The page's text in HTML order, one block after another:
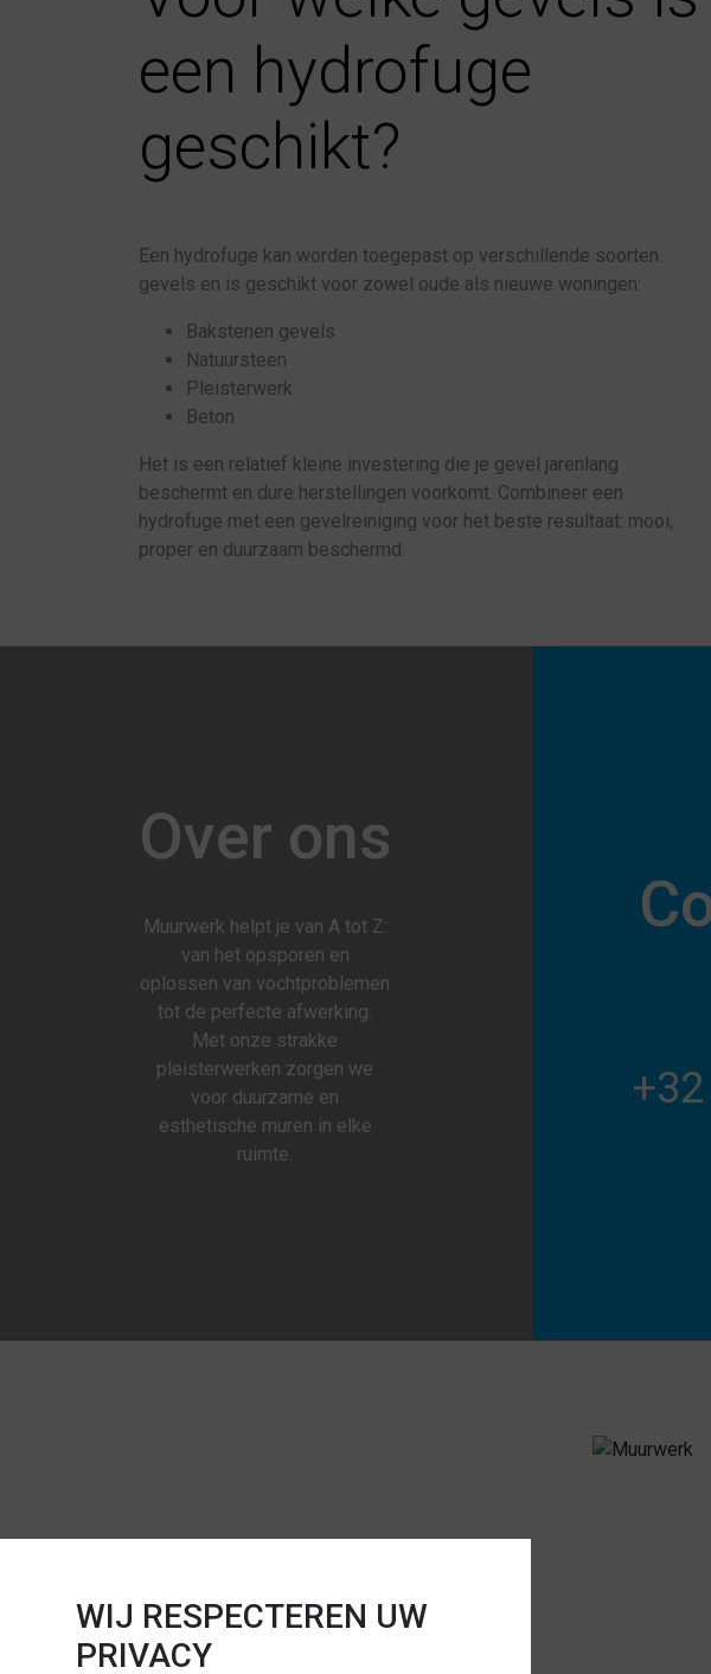
WIJ RESPECTEREN UW
PRIVACY
een hydrofuge
geschikt?
Een hydrofuge kan worden toegepast op verschillende soorten
gevels en is geschikt voor zowel oude als nieuwe woningen:
Bakstenen gevels
Natuursteen
Pleisterwerk
Beton
Het is een relatief kleine investering die je gevel jarenlang
beschermt en dure herstellingen voorkomt. Combineer een
hydrofuge met een gevelreiniging voor het beste resultaat: mooi,
proper en duurzaam beschermd.
Over ons
Muurwerk helpt je van A tot Z:
van het opsporen en
oplossen van vochtproblemen
tot de perfecte afwerking.
Met onze strakke
pleisterwerken zorgen we
voor duurzame en
esthetische muren in elke
ruimte.